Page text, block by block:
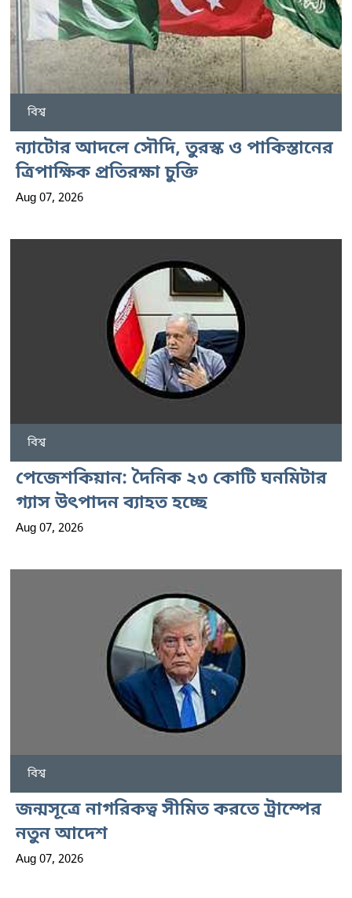
বিশ্ব
ন্যাটোর আদলে সৌদি, তুরস্ক ও পাকিস্তানের
ত্রিপাক্ষিক প্রতিরক্ষা চুক্তি
Aug 07, 2026
বিশ্ব
পেজেশকিয়ান: দৈনিক ২৩ কোটি ঘনমিটার
গ্যাস উৎপাদন ব্যাহত হচ্ছে
Aug 07, 2026
বিশ্ব
জন্মসূত্রে নাগরিকত্ব সীমিত করতে ট্রাম্পের
নতুন আদেশ
Aug 07, 2026